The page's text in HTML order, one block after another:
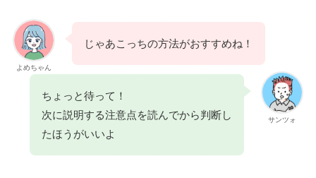
よめちゃん
じゃあこっちの方法がおすすめね！
サンツォ
ちょっと待って！
次に説明する注意点を読んでから判断し
たほうがいいよ